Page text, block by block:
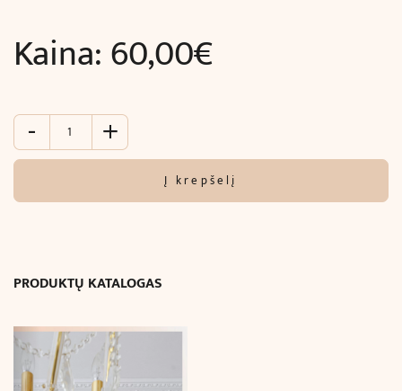
Kaina:60,00€
-
Individualios
jūsų
Economic
+
Į krepšelį
PRODUKTŲ KATALOGAS